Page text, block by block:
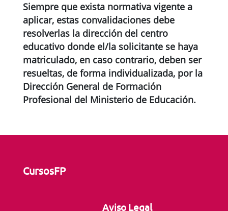
Siempre que exista normativa vigente a
aplicar, estas convalidaciones debe
resolverlas la dirección del centro
educativo donde el/la solicitante se haya
matriculado, en caso contrario, deben ser
resueltas, de forma individualizada, por la
Dirección General de Formación
Profesional del Ministerio de Educación.
CursosFP
Aviso Legal